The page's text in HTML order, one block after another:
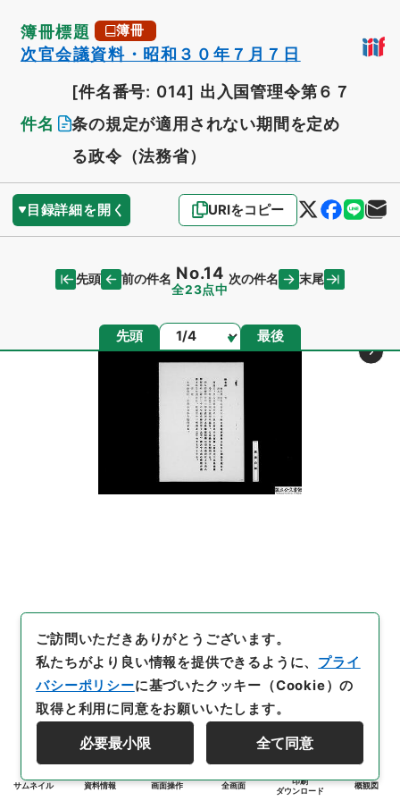
簿冊標題 簿冊
次官会議資料・昭和３０年７月７日
件名
[件名番号: 014] 出入国管理令第６７
条の規定が適用されない期間を定め
る政令（法務省）
目録詳細を開く URIをコピー
先頭 前の件名 No.14
全23点中
次の件名 末尾
先頭 ページ 最後
サムネイル 資料情報 画面操作 全画面
印刷
ダウンロード
概観図
ご訪問いただきありがとうございます。
私たちがより良い情報を提供できるように、 プライ
バシーポリシーに基づいたクッキー（Cookie）の
取得と利用に同意をお願いいたします。
必要最小限 全て同意